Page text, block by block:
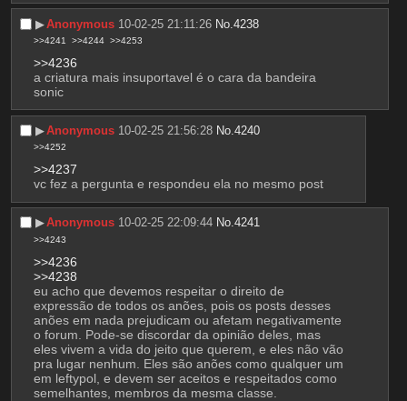
▶︎Anonymous 10-02-25 21:11:26 No.4238
>>4241 >>4244 >>4253
>>4236
a criatura mais insuportavel é o cara da bandeira
sonic
▶︎Anonymous 10-02-25 21:56:28 No.4240
>>4252
>>4237
vc fez a pergunta e respondeu ela no mesmo post
▶︎Anonymous 10-02-25 22:09:44 No.4241
>>4243
>>4236
>>4238
eu acho que devemos respeitar o direito de
expressão de todos os anões, pois os posts desses
anões em nada prejudicam ou afetam negativamente
o forum. Pode-se discordar da opinião deles, mas
eles vivem a vida do jeito que querem, e eles não vão
pra lugar nenhum. Eles são anões como qualquer um
em leftypol, e devem ser aceitos e respeitados como
semelhantes, membros da mesma classe.